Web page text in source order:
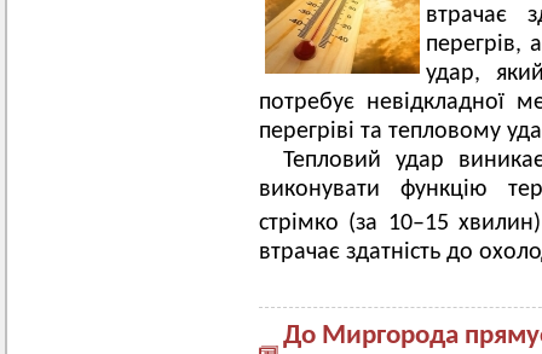
втрачає
перегрів,
удар,
потребує невідкладної
перегріві та тепловому
Тепловий удар
виконувати функцію
стрімко (за 10–15
втрачає здатність до
До Миргорода